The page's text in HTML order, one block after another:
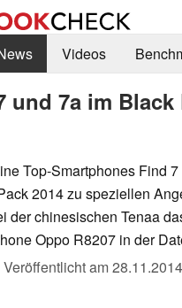
Videos
und 7a im Black
Top-Smartphones Find
2014 zu speziellen
der chinesischen Tenaa
Oppo R8207 in der
Veröffentlicht am28.11.2014